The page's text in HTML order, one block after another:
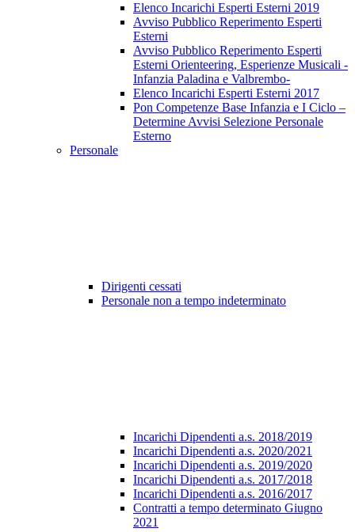
Elenco Incarichi Esperti Esterni 2019
Avviso Pubblico Reperimento Esperti
Esterni
Avviso Pubblico Reperimento Esperti
Esterni Orienteering, Esperienze Musicali -
Infanzia Paladina e Valbrembo-
Elenco Incarichi Esperti Esterni 2017
Pon Competenze Base Infanzia e I Ciclo –
Determine Avvisi Selezione Personale
Esterno
Personale
Dirigenti cessati
Personale non a tempo indeterminato
Incarichi Dipendenti a.s. 2018/2019
Incarichi Dipendenti a.s. 2020/2021
Incarichi Dipendenti a.s. 2019/2020
Incarichi Dipendenti a.s. 2017/2018
Incarichi Dipendenti a.s. 2016/2017
Contratti a tempo determinato Giugno
2021